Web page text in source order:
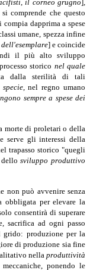
, il corneo grugno ],
comprende che questo
compia dapprima a spese
umane, spezza infine
] e coincide
il più alto sviluppo
storico nel quale
dalla sterilità di tali
, nel regno umano
sempre a spese dei
morte di proletari o della
serve gli interessi della
trapasso storico "quegli
dellosviluppo produttivo
non può avvenire senza
obbligata per elevare la
consentirà di superare
sacrifica ad ogni passo
grido: produzione per la
di produzione sia fine
nella produttività
ponendo le